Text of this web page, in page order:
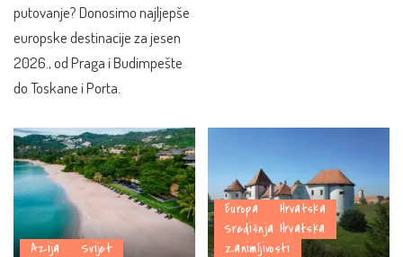
putovanje? Donosimo najljepše
europske destinacije za jesen
2026., od Praga i Budimpešte
do Toskane i Porta.
Azija Svijet
Europa
Hrvatska
Središnja Hrvatska
Zanimljivosti